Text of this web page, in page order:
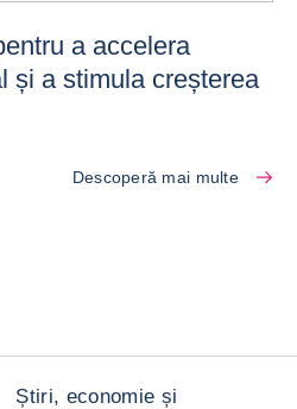
a accelera
și a stimula creșterea
Descoperă mai multe
Știri, economie și